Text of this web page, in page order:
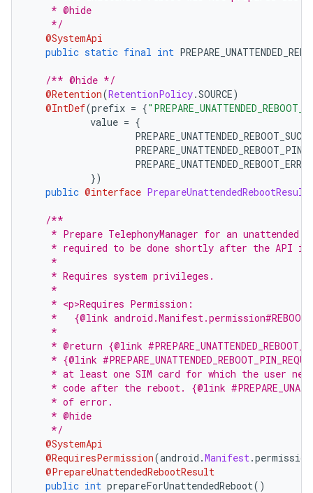
* @hide
*/
@SystemApi
public static final int
/** @hide */
@Retention(RetentionPolicy.SOURCE)
@IntDef(prefix = {"PREPARE_UNATTENDED_REBOOT_"
value = {
PREPARE_UNATTENDED_REBOOT_ERROR
})
public @interface PrepareUnattendedRebootResult
/**
* Prepare TelephonyManager for an unattended
* required to be done shortly after the API is
*
* Requires system privileges.
*
* <p>Requires Permission:
*   {@link android.Manifest.permission#REBOOT}
*
* @return {@link
* {@link
* at least one SIM card for which the user
* code after the reboot. {@link
* of error.
* @hide
*/
@SystemApi
@RequiresPermission(android .Manifest.permission
@PrepareUnattendedRebootResult
public int prepareForUnattendedReboot()